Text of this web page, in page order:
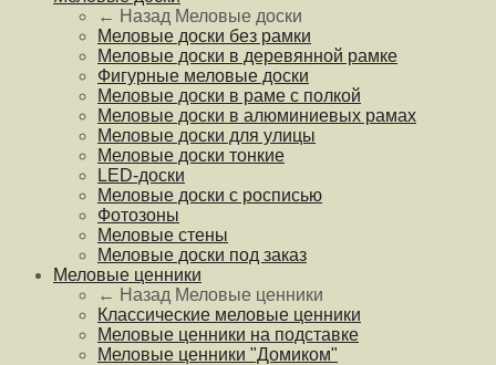
← Назад Меловые доски
Меловые доски без рамки
Меловые доски в деревянной рамке
Фигурные меловые доски
Меловые доски в раме с полкой
Меловые доски в алюминиевых рамах
Меловые доски для улицы
Меловые доски тонкие
LED-доски
Меловые доски с росписью
Фотозоны
Меловые стены
Меловые доски под заказ
Меловые ценники
← Назад Меловые ценники
Классические меловые ценники
Меловые ценники на подставке
Меловые ценники "Домиком"